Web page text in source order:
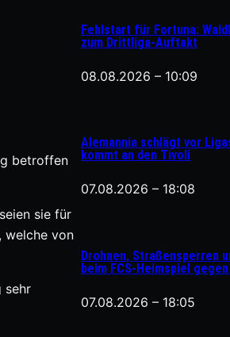
betroffen
sie für
welche von
sehr
Fehlstart für Fortuna:
zum Drittliga-Auftakt
08.08.2026 – 10:09
Alemannia schlägt vor
kommt an den Tivoli
07.08.2026 – 18:08
Drohnen, Straßensperren
beim FCS-Heimspiel
07.08.2026 – 18:05